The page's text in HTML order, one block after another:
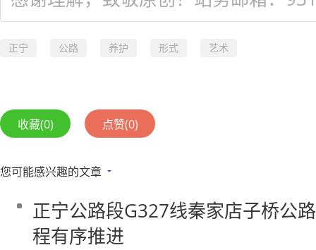
正宁 公路 养护 形式 艺术
收藏(0) 点赞(0)
您可能感兴趣的文章
正宁公路段G327线秦家店子桥公
程有序推进